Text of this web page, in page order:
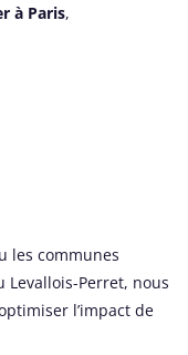
à Paris,
les communes
Levallois-Perret, nous
l’impact de